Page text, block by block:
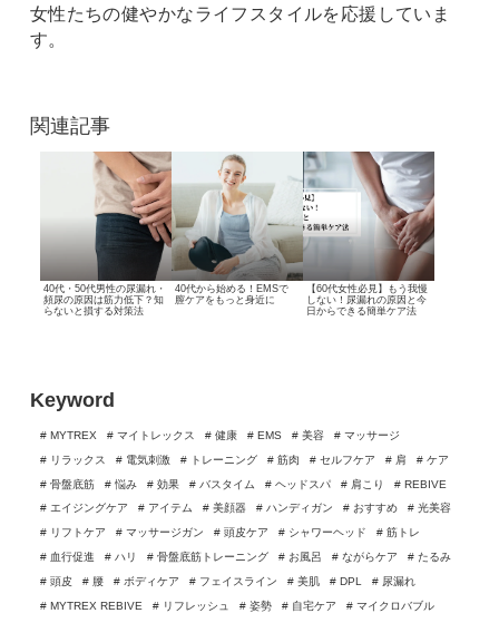
Keyword
# MYTREX # マイトレックス # 健康 # EMS # 美容
# マッサージ
# リラックス
# 電気刺激 # トレーニング # 筋肉 # セルフケア # 肩
# ケア
# 骨盤底筋
# 悩み # 効果 # バスタイム # ヘッドスパ # 肩こり
# REBIVE
# エイジングケア
# アイテム # 美顔器 # ハンディガン # おすすめ
# 光美容
# リフトケア
# マッサージガン # 頭皮ケア # シャワーヘッド
# 筋トレ
# 血行促進
# ハリ # 骨盤底筋トレーニング # お風呂 # ながらケア
# たるみ
# 頭皮
# 腰 # ボディケア # フェイスライン # 美肌 # DPL
# 尿漏れ
# MYTREX REBIVE
# リフレッシュ # 姿勢 # 自宅ケア
# マイクロバブル
女性たちの健やかなライフスタイルを応援していま
す。
関連記事
40代・50代男性の尿漏れ・
頻尿の原因は筋力低下？知
らないと損する対策法
40代から始める！ EMSで
膣ケアをもっと身近に
【60代女性必見】もう我慢
しない！ 尿漏れの原因と今
日からできる簡単ケア法